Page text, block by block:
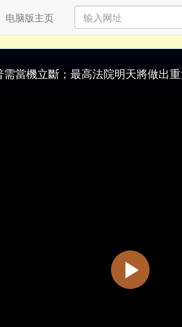
电脑版主页